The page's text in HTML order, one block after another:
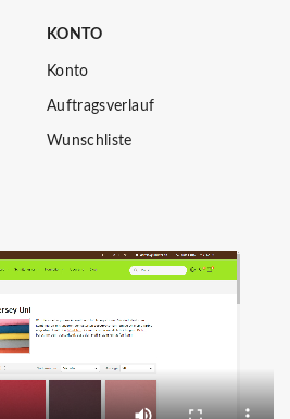
KONTO
Konto
Auftragsverlauf
Wunschliste